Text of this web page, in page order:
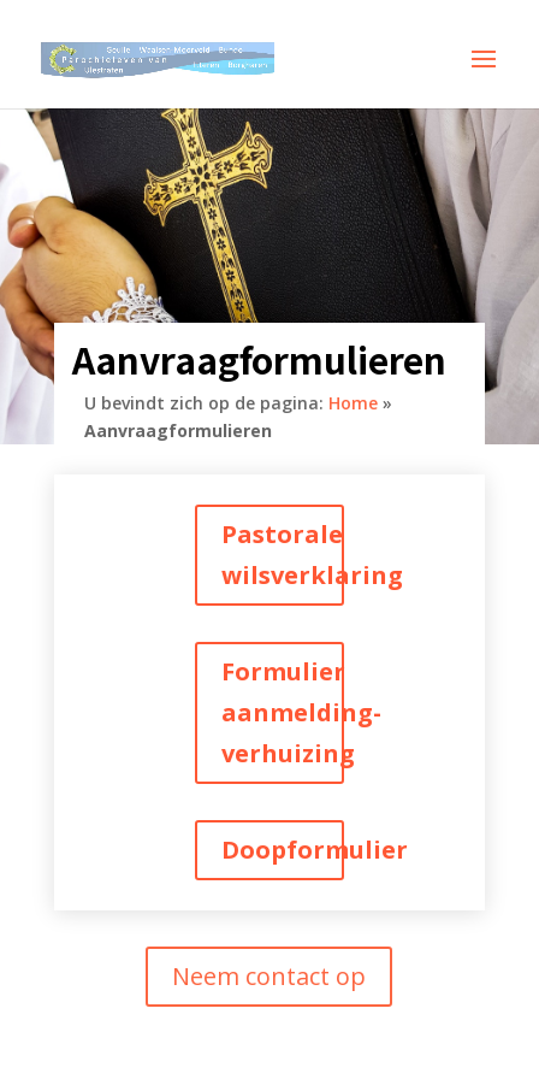
Aanvraagformulieren
U bevindt zich op de pagina: Home»
Aanvraagformulieren
Pastorale
wilsverklaring
Formulier
aanmelding-
verhuizing
Doopformulier
Neem contact op